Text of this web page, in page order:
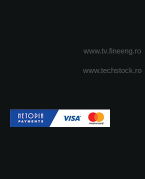
www.tv.fineeng.ro
www.techstock.ro